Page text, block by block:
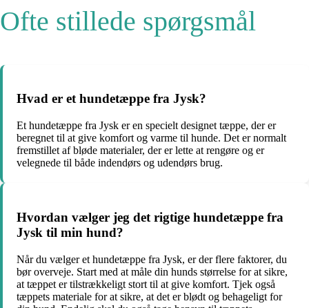
Ofte stillede spørgsmål
Hvad er et hundetæppe fra Jysk?
Et hundetæppe fra Jysk er en specielt designet tæppe, der er
beregnet til at give komfort og varme til hunde. Det er normalt
fremstillet af bløde materialer, der er lette at rengøre og er
velegnede til både indendørs og udendørs brug.
Hvordan vælger jeg det rigtige hundetæppe fra
Jysk til min hund?
Når du vælger et hundetæppe fra Jysk, er der flere faktorer, du
bør overveje. Start med at måle din hunds størrelse for at sikre,
at tæppet er tilstrækkeligt stort til at give komfort. Tjek også
tæppets materiale for at sikre, at det er blødt og behageligt for